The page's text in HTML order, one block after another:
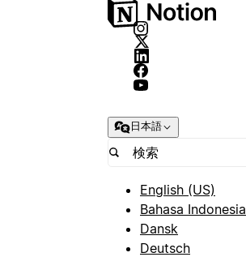
日本語
English (US)
Bahasa Indonesia
Dansk
Deutsch